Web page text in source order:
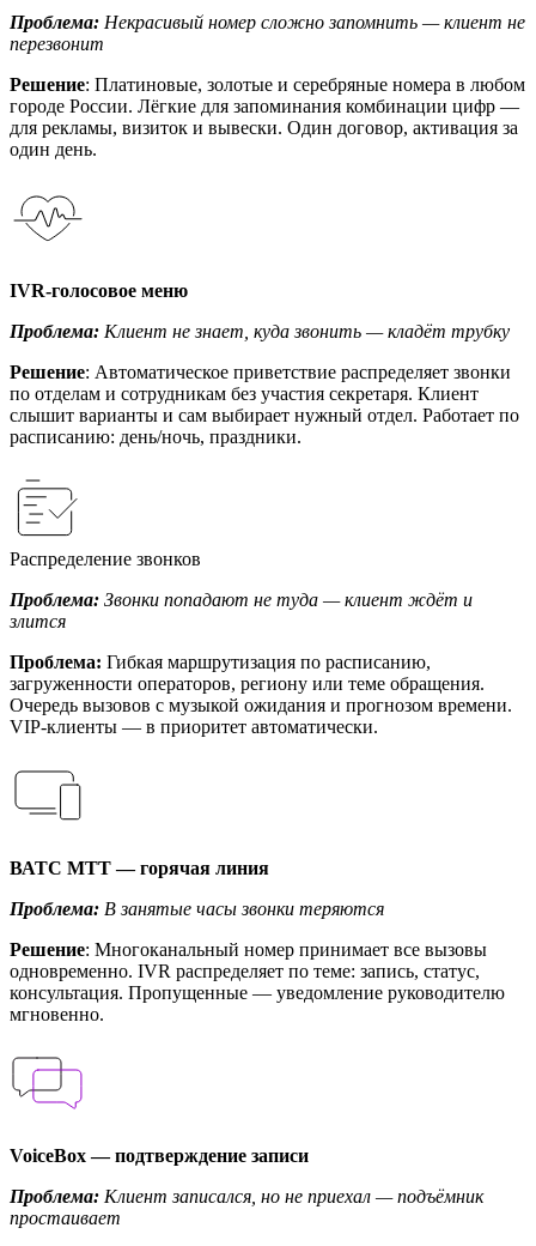
Проблема: Некрасивый номер сложно запомнить — клиент не
перезвонит
Решение: Платиновые, золотые и серебряные номера в любом
городе России. Лёгкие для запоминания комбинации цифр —
для рекламы, визиток и вывески. Один договор, активация за
один день.
IVR-голосовое меню
Проблема: Клиент не знает, куда звонить — кладёт трубку
Решение: Автоматическое приветствие распределяет звонки
по отделам и сотрудникам без участия секретаря. Клиент
слышит варианты и сам выбирает нужный отдел. Работает по
расписанию: день/ночь, праздники.
Распределение звонков
Проблема: Звонки попадают не туда — клиент ждёт и
злится
Проблема: Гибкая маршрутизация по расписанию,
загруженности операторов, региону или теме обращения.
Очередь вызовов с музыкой ожидания и прогнозом времени.
VIP-клиенты — в приоритет автоматически.
ВАТС МТТ — горячая линия
Проблема: В занятые часы звонки теряются
Решение: Многоканальный номер принимает все вызовы
одновременно. IVR распределяет по теме: запись, статус,
консультация. Пропущенные — уведомление руководителю
мгновенно.
VoiceBox — подтверждение записи
Проблема: Клиент записался, но не приехал — подъёмник
простаивает